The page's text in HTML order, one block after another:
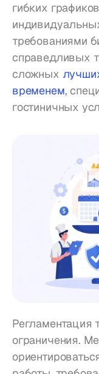
гибких
требованиями
справедливых
сложных
временем,
гостиничных
Регламентация
ограничения.